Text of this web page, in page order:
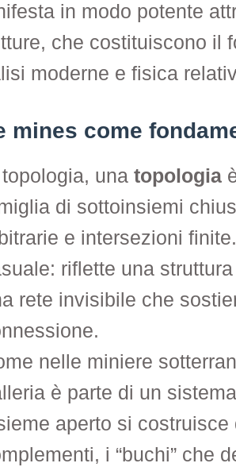
in modo potente
che costituiscono il
moderne e fisica
mines come
una topologia
di sottoinsiemi
e intersezioni
riflette una
rete invisibile che
nelle miniere
è parte di un
aperto si costruisce
i “buchi” che